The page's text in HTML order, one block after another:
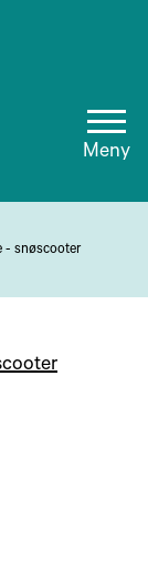
Meny
- snøscooter